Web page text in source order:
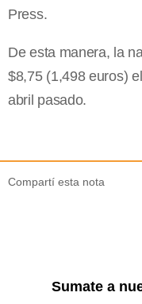
Press.
De esta manera, la
$8,75 (1,498 euros)
abril pasado.
Compartí esta nota
Sumate a